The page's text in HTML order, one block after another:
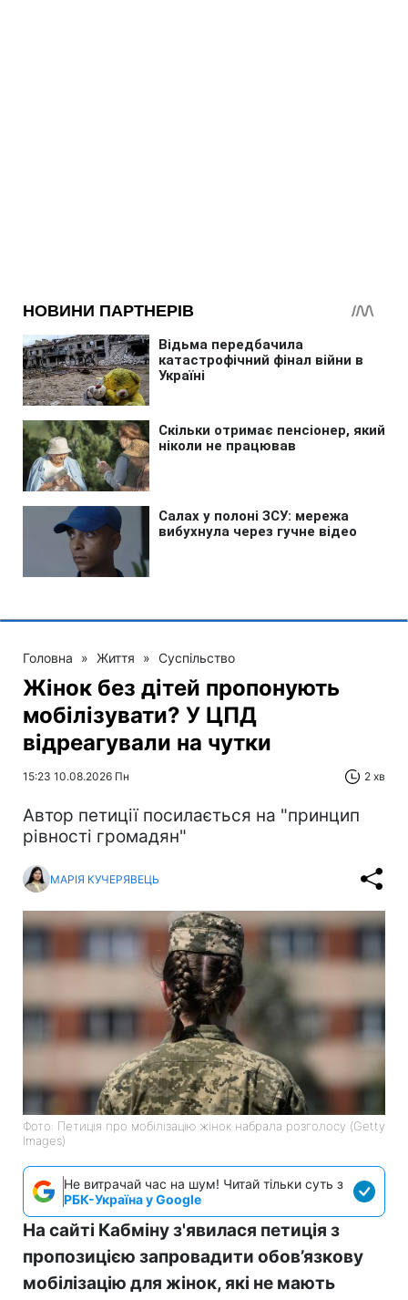
Головна » Життя » Суспільство
Жінок без дітей пропонують
мобілізувати? У ЦПД
відреагували на чутки
15:23 10.08.2026 Пн 2 хв
Автор петиції посилається на "принцип
рівності громадян"
МАРІЯ КУЧЕРЯВЕЦЬ
Фото: Петиція про мобілізацію жінок набрала розголосу (Getty
Images)
Не витрачай час на шум! Читай тільки суть з
РБК-Україна у Google
На сайті Кабміну з'явилася петиція з
пропозицією запровадити обов’язкову
мобілізацію для жінок, які не мають